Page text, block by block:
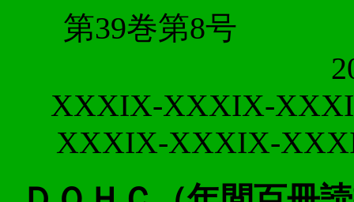
第39
XXXIX-XXXIX-
XXXIX-XXXIX-